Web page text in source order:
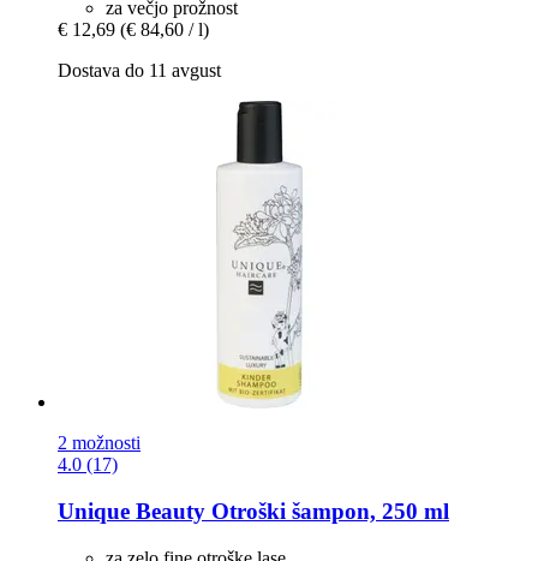
za večjo prožnost
€ 12,69 (€ 84,60 / l)
Dostava do 11 avgust
2 možnosti
4.0 (17)
Unique Beauty Otroški šampon, 250 ml